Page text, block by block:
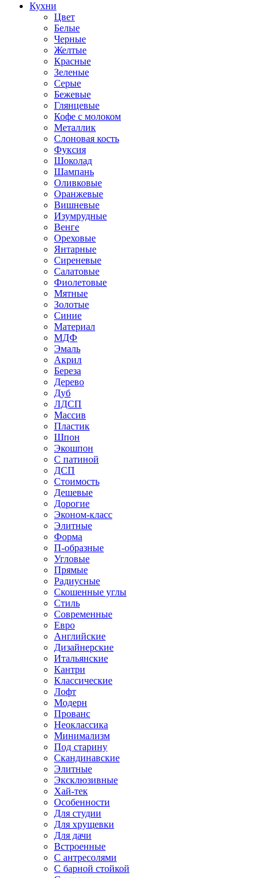
Кухни
Цвет
Белые
Черные
Желтые
Красные
Зеленые
Серые
Бежевые
Глянцевые
Кофе с молоком
Металлик
Слоновая кость
Фуксия
Шоколад
Шампань
Оливковые
Оранжевые
Вишневые
Изумрудные
Венге
Ореховые
Янтарные
Сиреневые
Салатовые
Фиолетовые
Мятные
Золотые
Синие
Материал
МДФ
Эмаль
Акрил
Береза
Дерево
Дуб
ЛДСП
Массив
Пластик
Шпон
Экошпон
С патиной
ДСП
Стоимость
Дешевые
Дорогие
Эконом-класс
Элитные
Форма
П-образные
Угловые
Прямые
Радиусные
Скошенные углы
Стиль
Современные
Евро
Английские
Дизайнерские
Итальянские
Кантри
Классические
Лофт
Модерн
Прованс
Неоклассика
Минимализм
Под старину
Скандинавские
Элитные
Эксклюзивные
Хай-тек
Особенности
Для студии
Для хрущевки
Для дачи
Встроенные
С антресолями
С барной стойкой